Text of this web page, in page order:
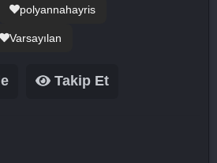
polyannahayris
Varsayılan
Takip Et